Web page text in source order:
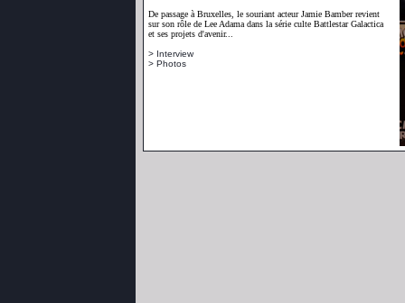
De passage à Bruxelles, le souriant acteur Jamie Bamber revient
sur son rôle de Lee Adama dans la série culte Battlestar Galactica
et ses projets d'avenir...
> Interview
> Photos